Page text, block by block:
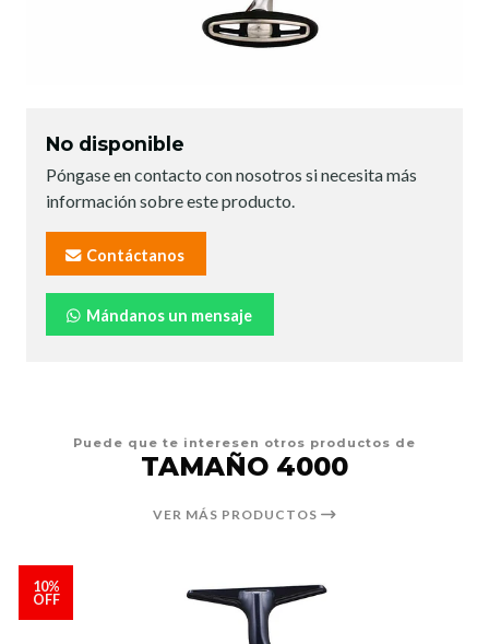
No disponible
Póngase en contacto con nosotros si necesita más
información sobre este producto.
Contáctanos
Mándanos un mensaje
Puede que te interesen otros productos de
TAMAÑO 4000
VER MÁS PRODUCTOS
10%
OFF